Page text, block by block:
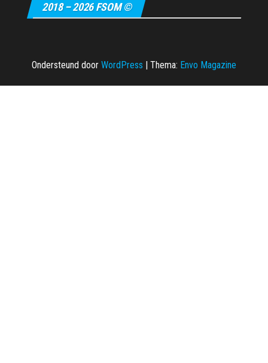
2018 – 2026 FSOM ©
Ondersteund door WordPress | Thema: Envo Magazine